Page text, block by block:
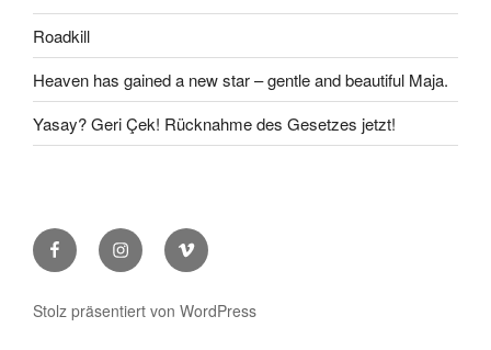
Roadkill
Heaven has gained a new star – gentle and beautiful Maja.
Yasay? Geri Çek! Rücknahme des Gesetzes jetzt!
FacebookInstagramVimeo
Stolz präsentiert von WordPress